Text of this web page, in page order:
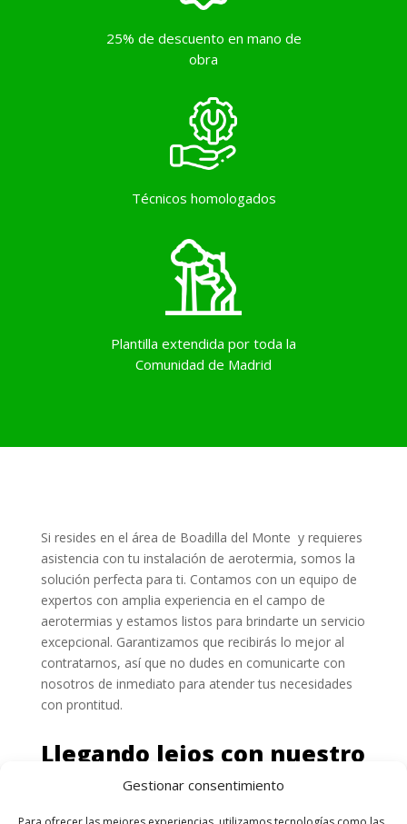
Gestionar consentimiento
25% de descuento en mano de
obra
Técnicos homologados
Plantilla extendida por toda la
Comunidad de Madrid
Si resides en el área de Boadilla del Monte y requieres
asistencia con tu instalación de aerotermia, somos la
solución perfecta para ti. Contamos con un equipo de
expertos con amplia experiencia en el campo de
aerotermias y estamos listos para brindarte un servicio
excepcional. Garantizamos que recibirás lo mejor al
contratarnos, así que no dudes en comunicarte con
nosotros de inmediato para atender tus necesidades
con prontitud.
Llegando lejos con nuestro
servicio técnico de
aerotermia